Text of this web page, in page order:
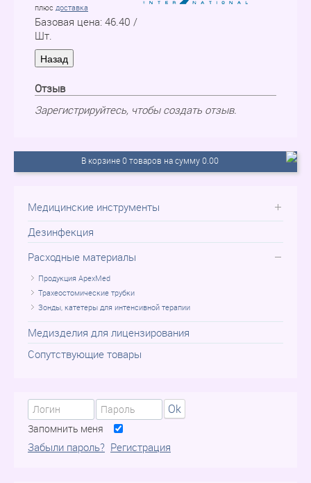
плюс доставка
Базовая цена: 46.40 /
Шт.
Отзыв
Зарегистрируйтесь, чтобы создать отзыв.
В корзине 0 товаров на сумму 0.00
Медицинские инструменты
Дезинфекция
Расходные материалы
Продукция ApexMed
Трахеостомические трубки
Зонды, катетеры для интенсивной терапии
Медизделия для лицензирования
Сопутствующие товары
Ok
Запомнить меня
Забыли пароль? Регистрация